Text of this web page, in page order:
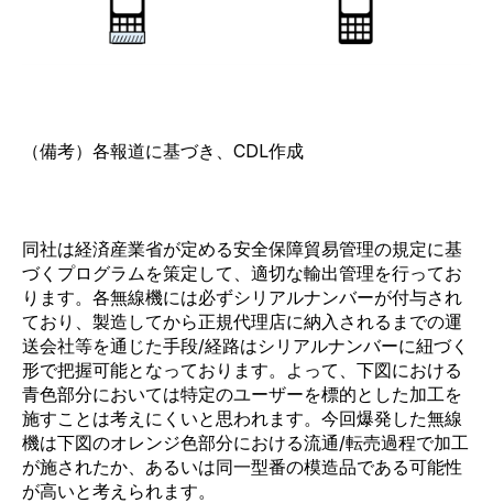
（備考）各報道に基づき、CDL作成
同社は経済産業省が定める安全保障貿易管理の規定に基
づくプログラムを策定して、適切な輸出管理を行ってお
ります。各無線機には必ずシリアルナンバーが付与され
ており、製造してから正規代理店に納入されるまでの運
送会社等を通じた手段/経路はシリアルナンバーに紐づく
形で把握可能となっております。よって、下図における
青色部分においては特定のユーザーを標的とした加工を
施すことは考えにくいと思われます。今回爆発した無線
機は下図のオレンジ色部分における流通/転売過程で加工
が施されたか、あるいは同一型番の模造品である可能性
が高いと考えられます。